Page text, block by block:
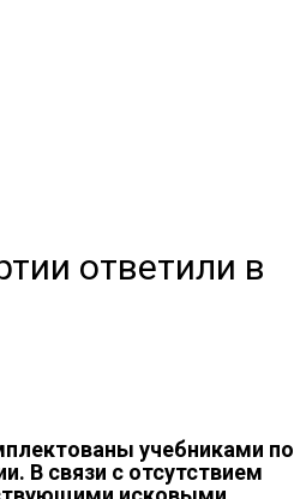
ответили в
учебниками по
В связи с отсутствием